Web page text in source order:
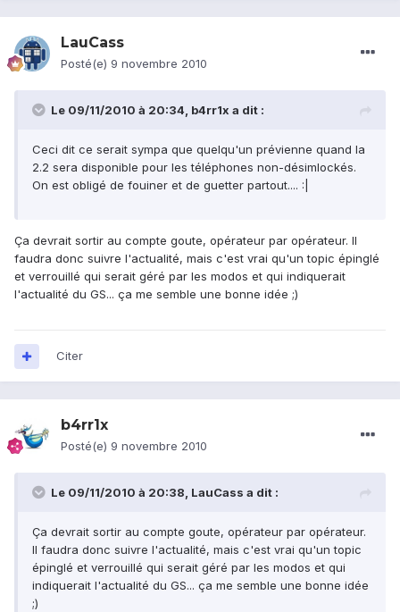
LauCass
Posté(e) 9 novembre 2010
Le 09/11/2010 à 20:34, b4rr1x a dit :
Ceci dit ce serait sympa que quelqu'un prévienne quand la
2.2 sera disponible pour les téléphones non-désimlockés.
On est obligé de fouiner et de guetter partout.... :|
Ça devrait sortir au compte goute, opérateur par opérateur. Il
faudra donc suivre l'actualité, mais c'est vrai qu'un topic épinglé
et verrouillé qui serait géré par les modos et qui indiquerait
l'actualité du GS... ça me semble une bonne idée ;)
Citer
b4rr1x
Posté(e) 9 novembre 2010
Le 09/11/2010 à 20:38, LauCass a dit :
Ça devrait sortir au compte goute, opérateur par opérateur.
Il faudra donc suivre l'actualité, mais c'est vrai qu'un topic
épinglé et verrouillé qui serait géré par les modos et qui
indiquerait l'actualité du GS... ça me semble une bonne idée
;)